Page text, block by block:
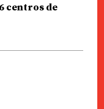
centros de